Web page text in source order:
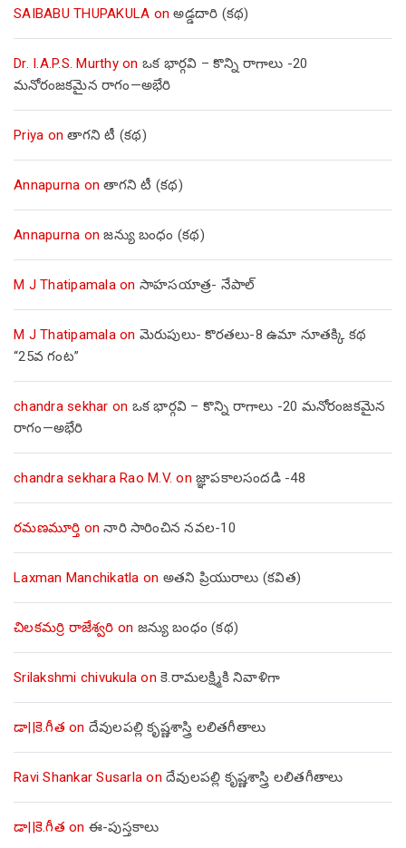
SAIBABU THUPAKULA onఅడ్డదారి (కథ)
Dr. I.A.P.S. Murthyon ఒక భార్గవి – కొన్ని రాగాలు -20
మనోరంజకమైన రాగం—అభేరి
Priya onతాగని టీ (కథ)
Annapurna onతాగని టీ (కథ)
Annapurna onజన్యు బంధం (కథ)
M J Thatipamalaon సాహసయాత్ర- నేపాల్‌
M J Thatipamalaon మెరుపులు- కొరతలు-8 ఉమా నూతక్కి కథ
“25వ గంట”
chandra sekhar on ఒక భార్గవి – కొన్ని రాగాలు -20 మనోరంజకమైన
రాగం—అభేరి
chandra sekhara Rao M.V. on జ్ఞాపకాలసందడి -48
రమణమూర్తి onనారి సారించిన నవల-10
Laxman Manchikatla on అతని ప్రియురాలు (కవిత)
చిలకమర్రి రాజేశ్వరి on జన్యు బంధం (కథ)
Srilakshmi chivukula on కె.రామలక్ష్మికి నివాళిగా
డా||కె.గీత on దేవులపల్లి కృష్ణశాస్త్రి లలితగీతాలు
Ravi Shankar Susarla on దేవులపల్లి కృష్ణశాస్త్రి లలితగీతాలు
డా||కె.గీత on ఈ-పుస్తకాలు